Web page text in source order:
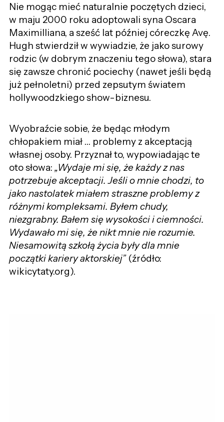
Nie mogąc mieć naturalnie poczętych dzieci,
w maju 2000 roku adoptowali syna Oscara
Maximilliana, a sześć lat później córeczkę Avę.
Hugh stwierdził w wywiadzie, że jako surowy
rodzic (w dobrym znaczeniu tego słowa), stara
się zawsze chronić pociechy (nawet jeśli będą
już pełnoletni) przed zepsutym światem
hollywoodzkiego show-biznesu.
Wyobraźcie sobie, że będąc młodym
chłopakiem miał … problemy z akceptacją
własnej osoby. Przyznał to, wypowiadając te
oto słowa: „Wydaje mi się, że każdy z nas
potrzebuje akceptacji. Jeśli o mnie chodzi, to
jako nastolatek miałem straszne problemy z
różnymi kompleksami. Byłem chudy,
niezgrabny. Bałem się wysokości i ciemności.
Wydawało mi się, że nikt mnie nie rozumie.
Niesamowitą szkołą życia były dla mnie
początki kariery aktorskiej”(źródło:
wikicytaty.org).